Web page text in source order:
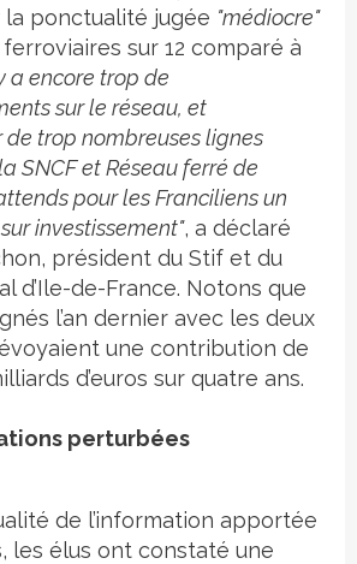
la ponctualité jugée "médiocre"
sur 12 comparé à
a encore trop de
sur le réseau, et
trop nombreuses lignes
SNCF et Réseau ferré de
pour les Franciliens un
investissement", a déclaré
président du Stif et du
d’Ile-de-France. Notons que
l’an dernier avec les deux
une contribution de
d’euros sur quatre ans.
perturbées
de l’information apportée
les élus ont constaté une